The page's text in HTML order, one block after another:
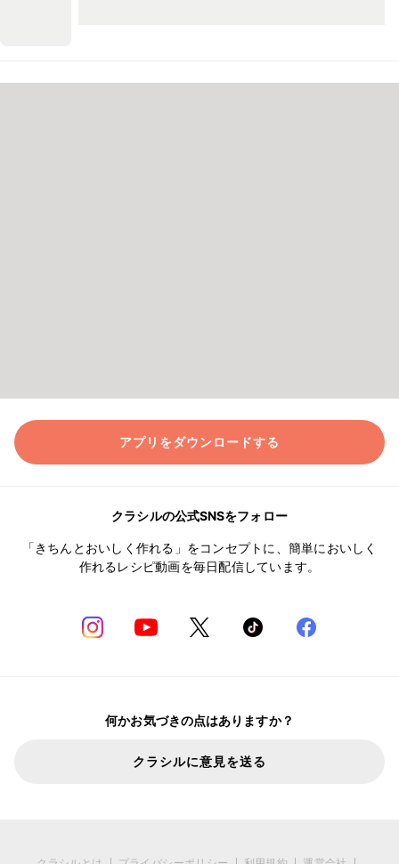
アプリをダウンロードする
クラシルの公式SNSをフォロー
「きちんとおいしく作れる」をコンセプトに、簡単においしく
作れるレシピ動画を毎日配信しています。
何かお気づきの点はありますか？
クラシルに意見を送る